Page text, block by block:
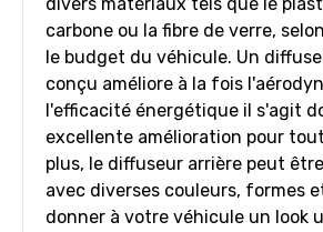
carbone ou la fibre de verre,
le budget du véhicule. Un
conçu améliore à la fois
l'efficacité énergétique il s'agit
excellente amélioration pour
plus, le diffuseur arrière peut
avec diverses couleurs, formes
donner à votre véhicule un look